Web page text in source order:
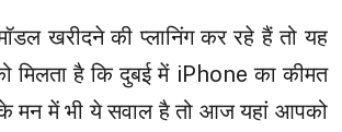
खरीदने की प्लानिंग कर रहे हैं तो यह
है कि दुबई में iPhone का कीमत
मन में भी ये सवाल है तो आज यहां आपको